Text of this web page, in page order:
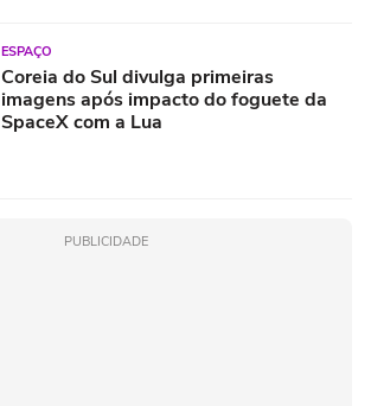
ESPAÇO
Coreia do Sul divulga primeiras
imagens após impacto do foguete da
SpaceX com a Lua
PUBLICIDADE